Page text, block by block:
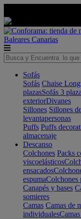
Baleares Canarias
Sofás
Sofás Chaise
plazasSofás 3
exteriorDivanes
Sillones Sillones
levantapersonas
Puffs Puffs
almacenaje
Descanso
Colchones Packs
viscoelásticos
ensacados
espumaColchones
Canapés y bases
somieres
Camas Camas de
individuales